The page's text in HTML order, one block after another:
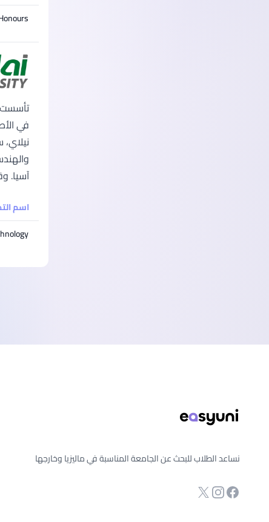
آسيا.
اسم
نساعد الطلاب للبحث عن الجامعة المناسبة في ماليزيا وخارجها
صفحة الفيسبوك
انستجرام
Twitter